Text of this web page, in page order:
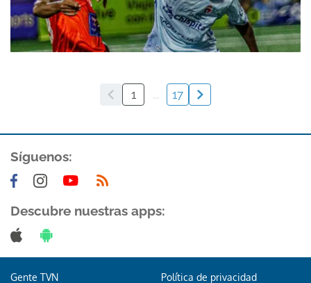
1 ... 17
Síguenos:
Descubre nuestras apps:
Gente TVN Política de privacidad